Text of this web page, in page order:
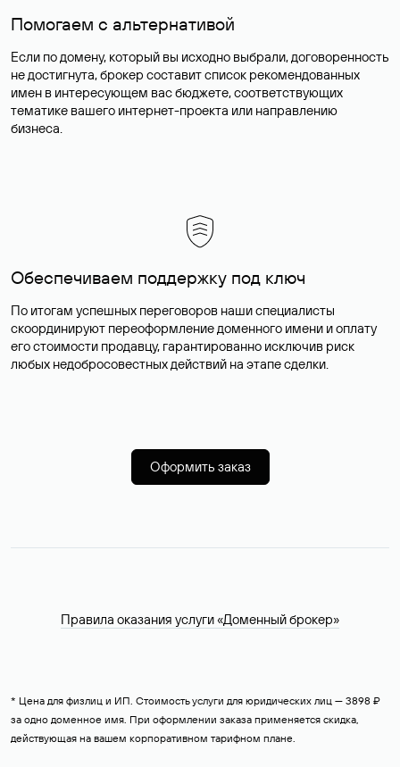
Помогаем с альтернативой
Если по домену, который вы исходно выбрали, договоренность
не достигнута, брокер составит список рекомендованных
имен в интересующем вас бюджете, соответствующих
тематике вашего интернет-проекта или направлению
бизнеса.
Обеспечиваем поддержку под ключ
По итогам успешных переговоров наши специалисты
скоординируют переоформление доменного имени и оплату
его стоимости продавцу, гарантированно исключив риск
любых недобросовестных действий на этапе сделки.
Оформить заказ
Правила оказания услуги «Доменный брокер»
* Цена для физлиц и ИП. Стоимость услуги для юридических лиц — 3898 ₽
за одно доменное имя. При оформлении заказа применяется скидка,
действующая на вашем корпоративном тарифном плане.